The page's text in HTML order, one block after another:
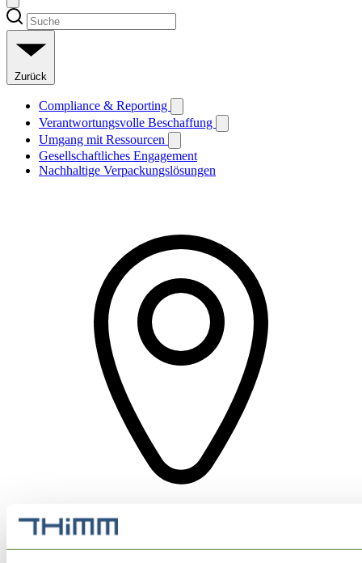
Zurück
Compliance & Reporting
Verantwortungsvolle Beschaffung
Umgang mit Ressourcen
Gesellschaftliches Engagement
Nachhaltige Verpackungslösungen